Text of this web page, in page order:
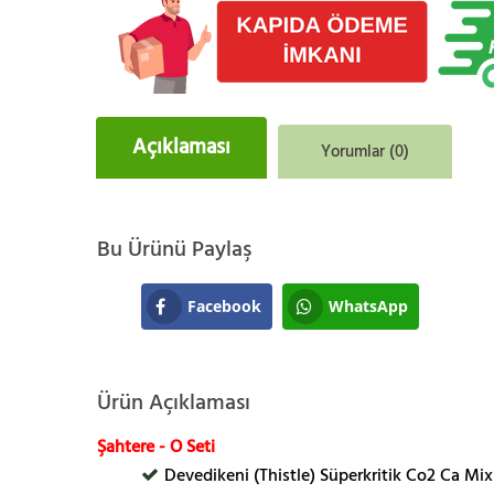
Açıklaması Yorumlar (0)
Bu Ürünü Paylaş
Facebook WhatsApp
Ürün Açıklaması
Şahtere - O Seti
Devedikeni (Thistle) Süperkritik Co2 Ca Mix